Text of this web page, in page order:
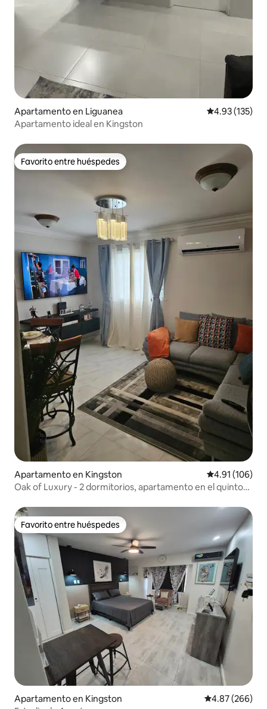
Apartamento en Liguanea Calificación
4.93 (135)
Apartamento ideal en Kingston
Favorito entre huéspedes
Favorito entre huéspedes
Apartamento en Kingston Calificación
4.91 (106)
Oak of Luxury - 2 dormitorios, apartamento en el quinto
Favorito entre huéspedes
Favorito entre huéspedes
Apartamento en Kingston Calificación
4.87 (266)